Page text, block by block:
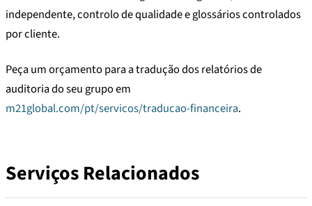
independente, controlo de qualidade e glossários controlados
por cliente.
Peça um orçamento para a tradução dos relatórios de
auditoria do seu grupo em
m21global.com/pt/servicos/traducao-financeira.
Serviços Relacionados